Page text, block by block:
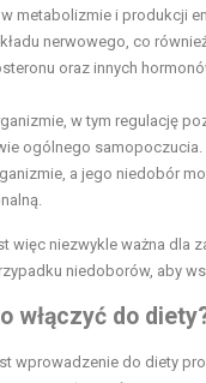
metabolizmie i produkcji
nerwowego, co
oraz innych
w tym regulację
ogólnego samopoczucia.
a jego niedobór
więc niezwykle ważna dla
niedoborów, aby
włączyć do
wprowadzenie do diety